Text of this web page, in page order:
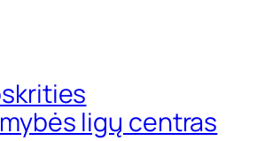
ligų centras